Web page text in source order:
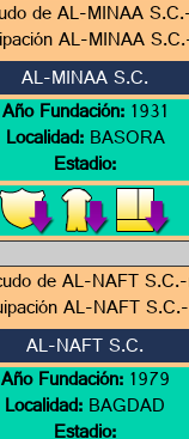
AL-MINAA S.C.
Año Fundación:1931
Localidad:BASORA
Estadio:
AL-NAFT S.C.
Año Fundación:1979
Localidad:BAGDAD